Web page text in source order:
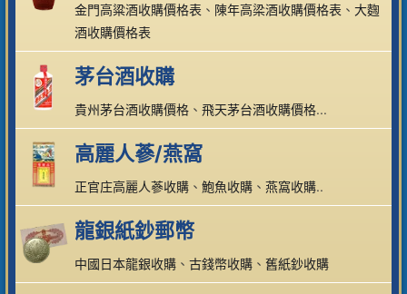
金門高粱酒收購價格表 、 陳年高梁酒收購價格表 、 大麴
酒收購價格表
茅台酒收購
貴州茅台酒收購價格 、 飛天茅台酒收購價格...
高麗人蔘/燕窩
正官庄高麗人蔘收購 、 鮑魚收購 、 燕窩收購..
龍銀紙鈔郵幣
中國日本龍銀收購 、 古錢幣收購 、 舊紙鈔收購